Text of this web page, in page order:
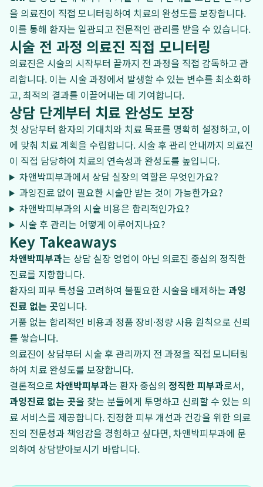
을 의료진이 직접 모니터링하여 치료의 완성도를 보장합니다.
이를 통해 환자는 일관되고 전문적인 관리를 받을 수 있습니다.
시술 전 과정 의료진 직접 모니터링
의료진은 시술의 시작부터 끝까지 전 과정을 직접 감독하고 관
리합니다. 이는 시술 과정에서 발생할 수 있는 변수를 최소화하
고, 최적의 결과를 이끌어내는 데 기여합니다.
상담 단계부터 치료 완성도 보장
첫 상담부터 환자의 기대치와 치료 목표를 명확히 설정하고, 이
에 맞춰 치료 계획을 수립합니다. 시술 후 관리 안내까지 의료진
이 직접 담당하여 치료의 연속성과 완성도를 높입니다.
차앤박피부과에서 상담 실장의 역할은 무엇인가요?
과잉진료 없이 필요한 시술만 받는 것이 가능한가요?
차앤박피부과의 시술 비용은 합리적인가요?
시술 후 관리는 어떻게 이루어지나요?
Key Takeaways
차앤박피부과는 상담 실장 영업이 아닌 의료진 중심의 정직한
진료를 지향합니다.
환자의 피부 특성을 고려하여 불필요한 시술을 배제하는 과잉
진료 없는 곳입니다.
거품 없는 합리적인 비용과 정품 장비·정량 사용 원칙으로 신뢰
를 쌓습니다.
의료진이 상담부터 시술 후 관리까지 전 과정을 직접 모니터링
하여 치료 완성도를 보장합니다.
결론적으로 차앤박피부과는 환자 중심의 정직한 피부과로서,
과잉진료 없는 곳을 찾는 분들에게 투명하고 신뢰할 수 있는 의
료 서비스를 제공합니다. 진정한 피부 개선과 건강을 위한 의료
진의 전문성과 책임감을 경험하고 싶다면, 차앤박피부과에 문
의하여 상담받아보시기 바랍니다.